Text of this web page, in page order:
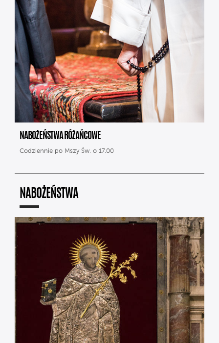
NABOŻEŃSTWA RÓŻAŃCOWE
Codziennie po Mszy Św. o 17.00
NABOŻEŃSTWA